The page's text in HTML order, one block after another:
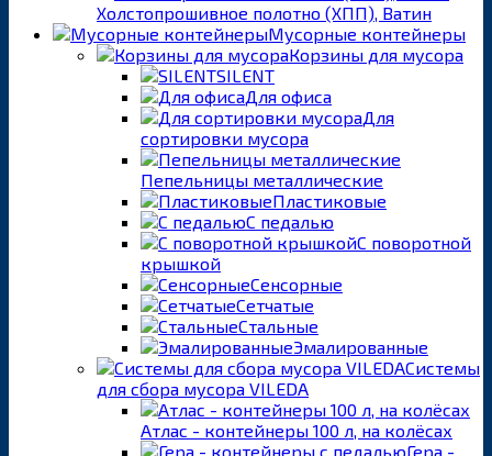
Холстопрошивное полотно (ХПП), Ватин
Мусорные контейнеры
Корзины для мусора
SILENT
Для офиса
Для
сортировки мусора
Пепельницы металлические
Пластиковые
С педалью
С поворотной
крышкой
Сенсорные
Сетчатые
Стальные
Эмалированные
Системы
для сбора мусора VILEDA
Атлас - контейнеры 100 л, на колёсах
Гера -